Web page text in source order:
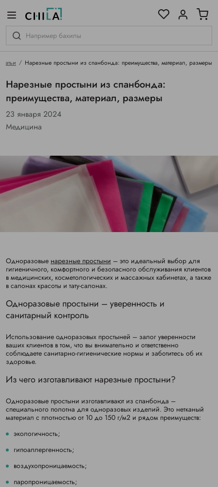
Статьи Нарезные простыни из спанбонда: преимущества, материал, размеры
Нарезные простыни из спанбонда:
преимущества, материал, размеры
23 января 2024
Медицина
Одноразовые нарезные простыни – это идеальный выбор для
гигиеничного, комфортного и безопасного обслуживания клиентов
в медицинских, косметологических и массажных кабинетах, а также
в салонах красоты и тату-салонах.
Одноразовые простыни – уверенность и
санитарный контроль
Использование одноразовых простыней – залог уверенности
ваших клиентов в том, что вы внимательно и ответственно
соблюдаете санитарно-гигиенические нормы и заботитесь об их
здоровье.
Из чего изготавливают нарезные простыни?
Одноразовые простыни изготавливают из спанбонда –
специального полотна для одноразовых изделий. Это нетканый
материал с плотностью от 10 до 150 г/м2 и рядом преимуществ:
экологичность;
гипоаллергенность;
воздухопроницаемость;
паропроницаемость;
гамме